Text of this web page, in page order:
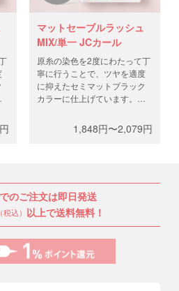
マットセーブルラッシュ
MIX/単一 JCカール
原糸の染色を2度にわたって丁
寧に行うことで、ツヤを適度
に抑えたセミマットブラック
カラーに仕上げています。
長 さ：MIXサイズ
（8,9,13mm/1列、
本/0.10mm、約3,700
本/0.12mm、約3,200
本/0.15mm、約2,400
本/0.20mm）
1,848円〜2,079円
のご注文は即日発送
（税込） 以上で送料無料！